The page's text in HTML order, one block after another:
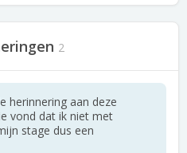
2
herinnering aan deze
vond dat ik niet met
stage dus een